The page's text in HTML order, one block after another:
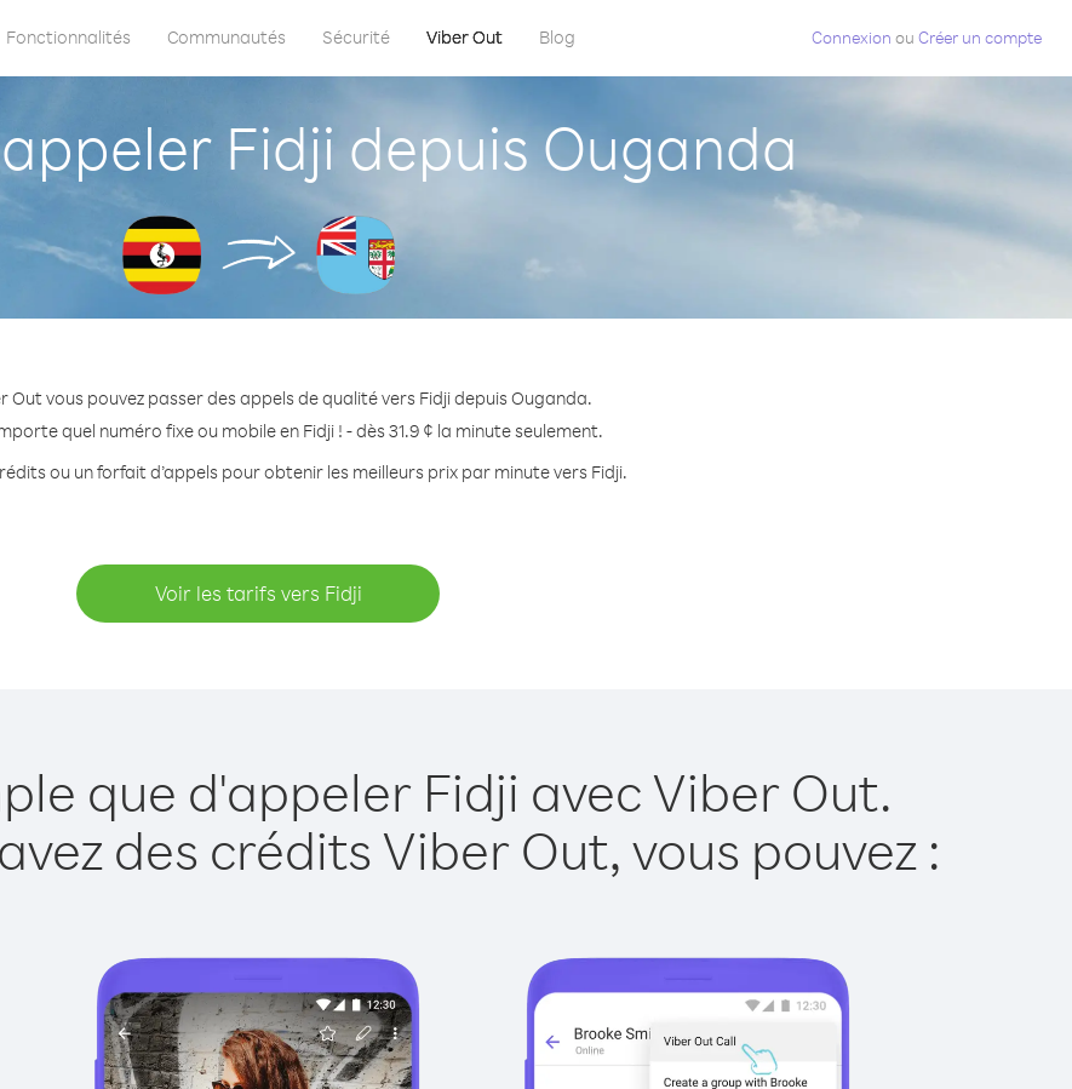
Fonctionnalités Communautés Sécurité Viber Out Blog Connexion ou Créer un compte
Fidji depuis Ouganda
Out vous pouvez passer des appels de qualité vers Fidji depuis Ouganda.
quel numéro fixe ou mobile en Fidji ! - dès 31.9 ¢ la minute seulement.
ou un forfait d’appels pour obtenir les meilleurs prix par minute vers Fidji.
Voir les tarifs vers Fidji
que d'appeler Fidji avec Viber Out.
des crédits Viber Out, vous pouvez :